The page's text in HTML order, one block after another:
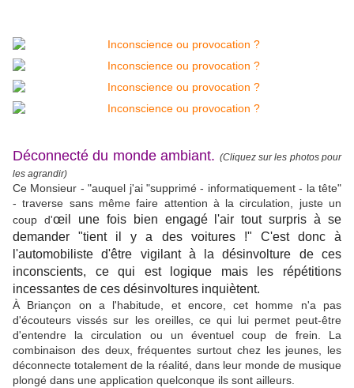
Déconnecté du monde ambiant. (Cliquez sur les photos pour
les agrandir)
Ce Monsieur - "auquel j'ai "supprimé - informatiquement - la tête"
- traverse sans même faire attention à la circulation, juste un
coup d'œil une fois bien engagé l'air tout surpris à se
demander "tient il y a des voitures !" C'est donc à
l'automobiliste d'être vigilant à la désinvolture de ces
inconscients, ce qui est logique mais les répétitions
incessantes de ces désinvoltures inquiètent.
À Briançon on a l'habitude, et encore, cet homme n'a pas
d'écouteurs vissés sur les oreilles, ce qui lui permet peut-être
d'entendre la circulation ou un éventuel coup de frein. La
combinaison des deux, fréquentes surtout chez les jeunes, les
déconnecte totalement de la réalité, dans leur monde de musique
plongé dans une application quelconque ils sont ailleurs.